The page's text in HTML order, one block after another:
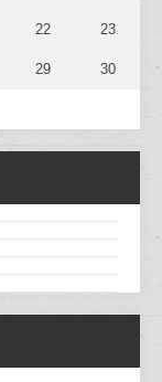
22 23
29 30